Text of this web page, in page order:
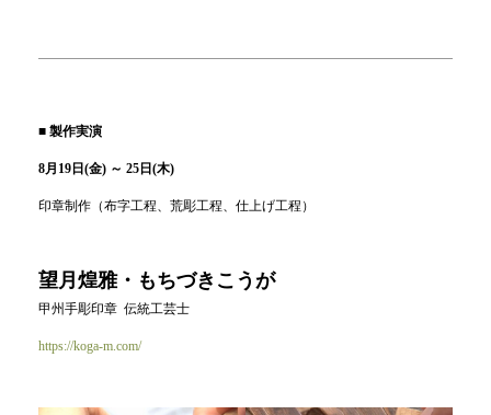
■ 製作実演
8月19日(金) ～ 25日(木)
印章制作（布字工程、荒彫工程、仕上げ工程）
望月煌雅・もちづきこうが
甲州手彫印章 伝統工芸士
https://koga-m.com/